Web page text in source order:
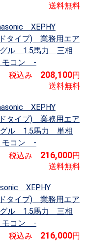
送料無料
XEPHY
タイプ) 業務用エア
ル 1.5馬力 三相
モコン -
税込み 208,100円
送料無料
XEPHY
タイプ) 業務用エア
ル 1.5馬力 単相
モコン -
税込み 216,000円
送料無料
XEPHY
タイプ) 業務用エア
ル 1.5馬力 三相
モコン -
税込み 216,000円